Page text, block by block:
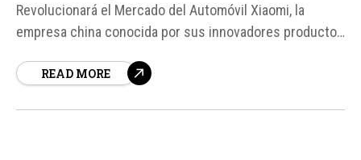
Revolucionará el Mercado del Automóvil Xiaomi, la
empresa china conocida por sus innovadores productos
segunda marca, Skynomad, que se enfocará en la
READ MORE